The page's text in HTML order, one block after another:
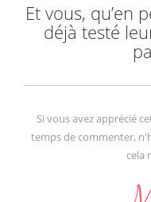
Et vous, qu’en
déjà testé
Si vous avez apprécié
temps de commenter,
cela